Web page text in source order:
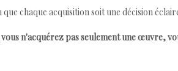
chaque acquisition soit une décision
n'acquérez pas seulement une œuvre,